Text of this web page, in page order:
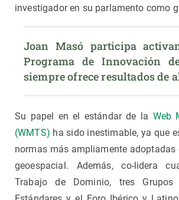
investigador en su parlamento como
Joan Masó participa
Programa de Innovación
siempre ofrece resultados de
Su papel en el estándar de la Web
(WMTS) ha sido inestimable, ya que
normas más ampliamente adoptadas
geoespacial. Además, co-lidera
Trabajo de Dominio, tres